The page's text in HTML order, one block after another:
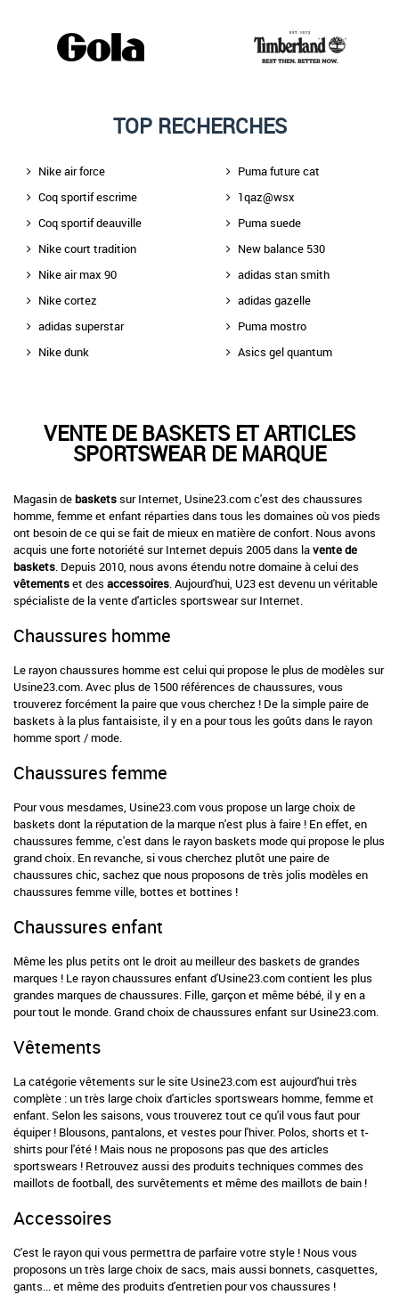
TOP RECHERCHES
Nike air force
Puma future cat
Coq sportif escrime
1qaz@wsx
Coq sportif deauville
Puma suede
Nike court tradition
New balance 530
Nike air max 90
adidas stan smith
Nike cortez
adidas gazelle
adidas superstar
Puma mostro
Nike dunk
Asics gel quantum
VENTE DE BASKETS ET ARTICLES
SPORTSWEAR DE MARQUE
Magasin debasketssur Internet, Usine23.com c'est des chaussures
homme, femme et enfant réparties dans tous les domaines où vos pieds
ont besoin de ce qui se fait de mieux en matière de confort. Nous avons
acquis une forte notoriété sur Internet depuis 2005 dans lavente de
baskets . Depuis 2010, nous avons étendu notre domaine à celui des
vêtementset des accessoires . Aujourd'hui, U23 est devenu un véritable
spécialiste de la vente d'articles sportswear sur Internet.
Chaussures homme
Le rayon chaussures homme est celui qui propose le plus de modèles sur
Usine23.com. Avec plus de 1500 références de chaussures, vous
trouverez forcément la paire que vous cherchez ! De la simple paire de
baskets à la plus fantaisiste, il y en a pour tous les goûts dans le rayon
hommesport / mode
Chaussures femme
Pour vous mesdames, Usine23.com vous propose un large choix de
baskets dont la réputation de la marque n'est plus à faire ! En effet, en
chaussures femme, c'est dans le rayon baskets mode qui propose le plus
grand choix. En revanche, si vous cherchez plutôt une paire de
chaussures chic, sachez que nous proposons de très jolis modèles en
chaussures femmeville , bottes et bottines !
Chaussures enfant
Même les plus petits ont le droit au meilleur des baskets de grandes
marques ! Le rayon chaussures enfant d'Usine23.com contient les plus
grandes marques de chaussures. Fille garçonet mêmebébé , il y en a
pour tout le monde. Grand choix de chaussures enfant sur Usine23.com.
Vêtements
La catégorie vêtements sur le site Usine23.com est aujourd'hui très
complète : un très large choix d'articles sportswears homme, femme et
enfant. Selon les saisons, vous trouverez tout ce qu'il vous faut pour
équiper ! Blousons , pantalons, et vestes pour l'hiver. Polos , shorts et t-
shirts pour l'été ! Mais nous ne proposons pas que des articles
sportswears ! Retrouvez aussi des produits techniques commes des
maillots de football, des survêtements et même des maillots de bain !
Accessoires
C'est le rayon qui vous permettra de parfaire votre style ! Nous vous
proposons un très large choix desacs , mais aussi bonnets, casquettes
gants... et même des produits d'entretien pour vos chaussures !